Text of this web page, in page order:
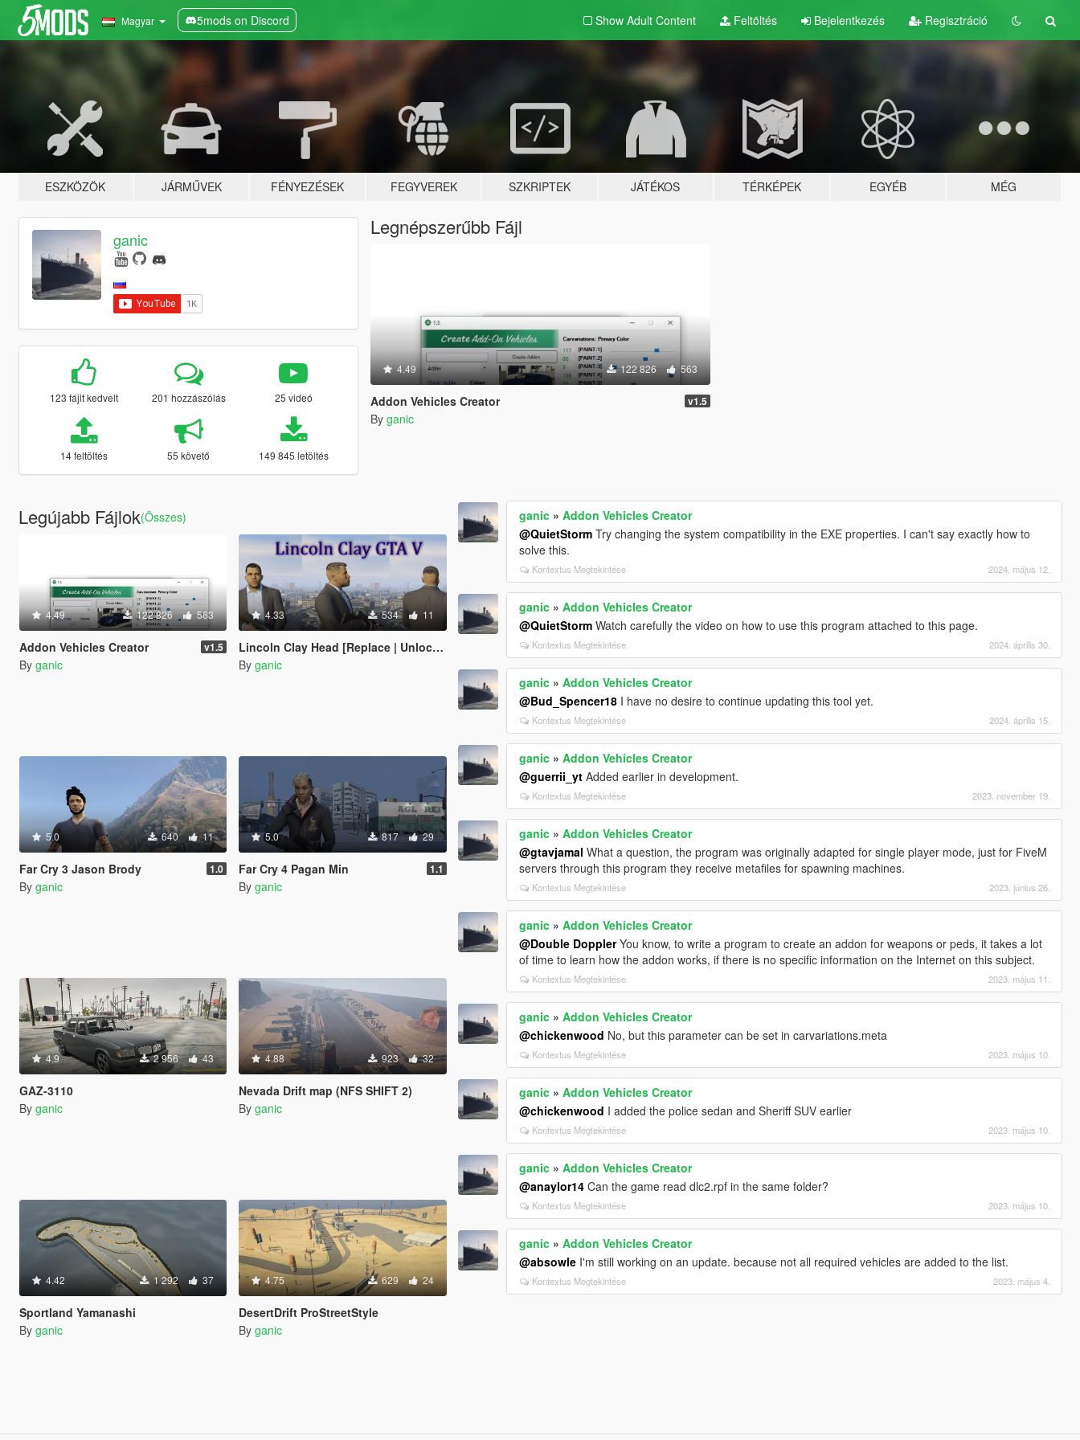
Magyar 5mods on Discord Show Adult Content Feltöltés Bejelentkezés Regisztráció
ESZKÖZÖK JÁRMŰVEK FÉNYEZÉSEK FEGYVEREK SZKRIPTEK JÁTÉKOS TÉRKÉPEK EGYÉB MÉG
ganic
123 fájlt kedvelt 201 hozzászólás 25 videó
14 feltöltés 55 követő 149 845 letöltés
Legnépszerűbb Fájl
4.49 122 826 563
Addon Vehicles Creator v1.5
By ganic
Legújabb Fájlok(Összes)
4.49 122 826 563
Addon Vehicles Creator v1.5
By ganic
4.33 534 11
Lincoln Clay Head [Replace | Unlocked]
By ganic
5.0 640 11
Far Cry 3 Jason Brody 1.0
By ganic
5.0 817 29
Far Cry 4 Pagan Min 1.1
By ganic
4.9 2 956 43
GAZ-3110
By ganic
4.88 923 32
Nevada Drift map (NFS SHIFT 2)
By ganic
4.42 1 292 37
Sportland Yamanashi
By ganic
4.75 629 24
DesertDrift ProStreetStyle
By ganic
ganic »Addon Vehicles Creator
@QuietStorm Try changing the system compatibility in the EXE properties. I can't say exactly how to
solve this.
Kontextus Megtekintése 2024. május 12.
ganic »Addon Vehicles Creator
@QuietStorm Watch carefully the video on how to use this program attached to this page.
Kontextus Megtekintése 2024. április 30.
ganic »Addon Vehicles Creator
@Bud_Spencer18 I have no desire to continue updating this tool yet.
Kontextus Megtekintése 2024. április 15.
ganic »Addon Vehicles Creator
@guerrii_yt Added earlier in development.
Kontextus Megtekintése 2023. november 19.
ganic »Addon Vehicles Creator
@gtavjamal What a question, the program was originally adapted for single player mode, just for FiveM
servers through this program they receive metafiles for spawning machines.
Kontextus Megtekintése 2023. június 26.
ganic »Addon Vehicles Creator
@Double DopplerYou know, to write a program to create an addon for weapons or peds, it takes a lot
of time to learn how the addon works, if there is no specific information on the Internet on this subject.
Kontextus Megtekintése 2023. május 11.
ganic »Addon Vehicles Creator
@chickenwood No, but this parameter can be set in carvariations.meta
Kontextus Megtekintése 2023. május 10.
ganic »Addon Vehicles Creator
@chickenwood I added the police sedan and Sheriff SUV earlier
Kontextus Megtekintése 2023. május 10.
ganic »Addon Vehicles Creator
@anaylor14 Can the game read dlc2.rpf in the same folder?
Kontextus Megtekintése 2023. május 10.
ganic »Addon Vehicles Creator
@absowle I'm still working on an update. because not all required vehicles are added to the list.
Kontextus Megtekintése 2023. május 4.